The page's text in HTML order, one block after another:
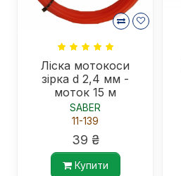
Ліска мотокоси
зірка d 2,4 мм -
моток 15 м
SABER
11-139
39 ₴
Купити